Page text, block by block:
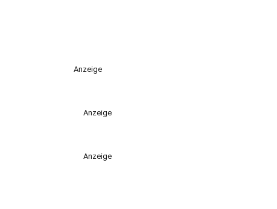
Anzeige
Anzeige
Anzeige